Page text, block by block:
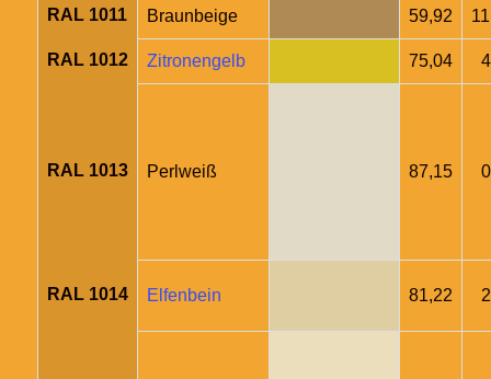
RAL 1011 Braunbeige 59,92
RAL 1012 Zitronengelb 75,04
RAL 1013 Perlweiß 87,15
RAL 1014 Elfenbein 81,22